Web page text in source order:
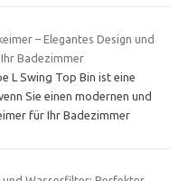
– Elegantes Design und
Badezimmer
L Swing Top Bin ist eine
Sie einen modernen und
für Ihr Badezimmer